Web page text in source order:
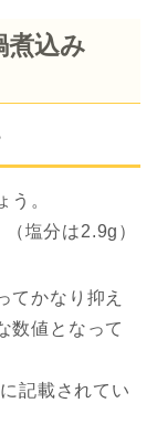
煮込み
う。
塩分は2.9g）
てかなり抑え
数値となって
記載されてい